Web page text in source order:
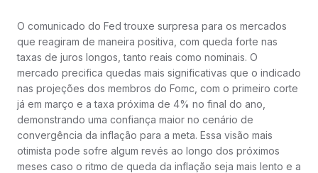
O comunicado do Fed trouxe surpresa para os mercados
que reagiram de maneira positiva, com queda forte nas
taxas de juros longos, tanto reais como nominais. O
mercado precifica quedas mais significativas que o indicado
nas projeções dos membros do Fomc, com o primeiro corte
já em março e a taxa próxima de 4% no final do ano,
demonstrando uma confiança maior no cenário de
convergência da inflação para a meta. Essa visão mais
otimista pode sofre algum revés ao longo dos próximos
meses caso o ritmo de queda da inflação seja mais lento e a